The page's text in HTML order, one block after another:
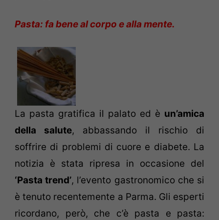
Pasta: fa bene al corpo e alla mente.
La pasta gratifica il palato ed è un’amica
della salute, abbassando il rischio di
soffrire di problemi di cuore e diabete. La
notizia è stata ripresa in occasione del
‘Pasta trend’, l’evento gastronomico che si
è tenuto recentemente a Parma. Gli esperti
ricordano, però, che c’è pasta e pasta: